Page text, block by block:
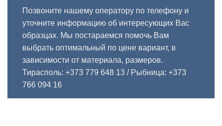
Позвоните нашему оператору по телефону и
уточните информацию об интересующих Вас
образцах. Мы постараемся помочь Вам
выбрать оптимальный по цене вариант, в
зависимости от материала, размеров.
Тирасполь: +373 779 648 13 / Рыбница: +373
766 094 16